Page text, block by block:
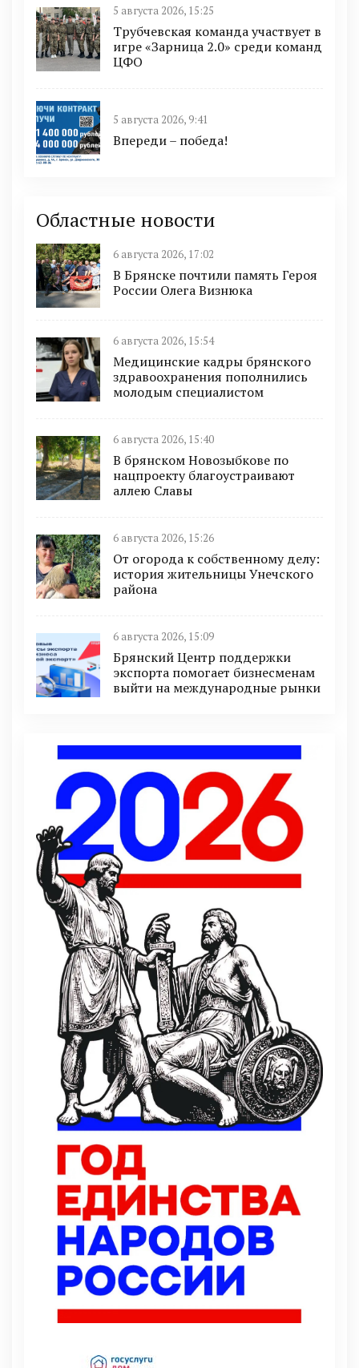
5 августа 2026, 15:25
Трубчевская команда участвует в
игре «Зарница 2.0» среди команд
ЦФО
5 августа 2026, 9:41
Впереди – победа!
Областные новости
6 августа 2026, 17:02
В Брянске почтили память Героя
России Олега Визнюка
6 августа 2026, 15:54
Медицинские кадры брянского
здравоохранения пополнились
молодым специалистом
6 августа 2026, 15:40
В брянском Новозыбкове по
нацпроекту благоустраивают
аллею Славы
6 августа 2026, 15:26
От огорода к собственному делу:
история жительницы Унечского
района
6 августа 2026, 15:09
Брянский Центр поддержки
экспорта помогает бизнесменам
выйти на международные рынки